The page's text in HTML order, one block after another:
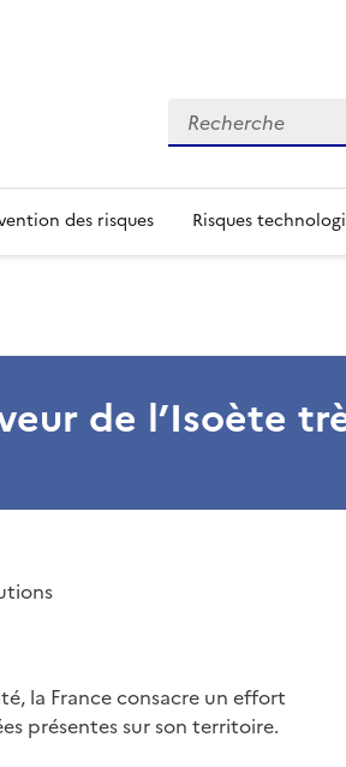
Recherche
des risques Risques
de l’Isoète
la France consacre un effort
présentes sur son territoire.